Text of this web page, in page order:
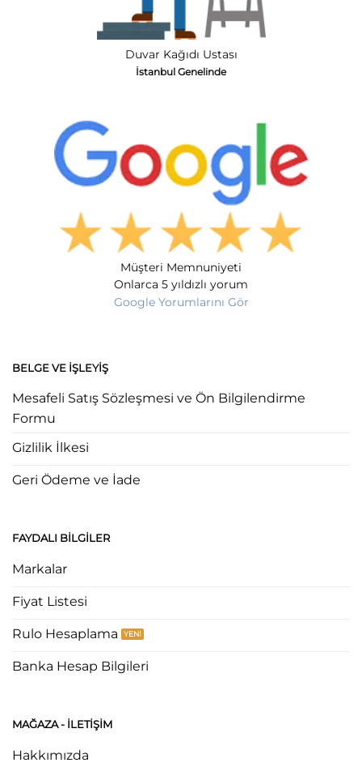
Duvar Kağıdı Ustası
İstanbul Genelinde
Müşteri Memnuniyeti
Onlarca 5 yıldızlı yorum
Google Yorumlarını Gör
BELGE VE İŞLEYIŞ
Mesafeli Satış Sözleşmesi ve Ön Bilgilendirme
Formu
Gizlilik İlkesi
Geri Ödeme ve İade
FAYDALI BILGILER
Markalar
Fiyat Listesi
Rulo Hesaplama
Banka Hesap Bilgileri
MAĞAZA - ILETIŞIM
Hakkımızda